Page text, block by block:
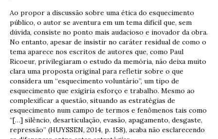
Ao propor a discussão sobre uma ética do esquecimento
público, o autor se aventura em um tema difícil que, sem
dúvida, consiste no ponto mais audacioso e inovador da obra.
No entanto, apesar de insistir no caráter residual de como o
tema aparece nos escritos de autores que, como Paul
Ricoeur, privilegiaram o estudo da memória, não deixa muito
clara uma proposta original para refletir sobre o que
considera um “esquecimento voluntário”, um tipo de
esquecimento que exigiria esforço e trabalho. Mesmo ao
complexificar a questão, situando as estratégias de
esquecimento num campo de termos e fenômenos tais como
“[…] silêncio, desarticulação, evasão, apagamento, desgaste,
repressão” (HUYSSEN, 2014, p. 158), acaba não esclarecendo